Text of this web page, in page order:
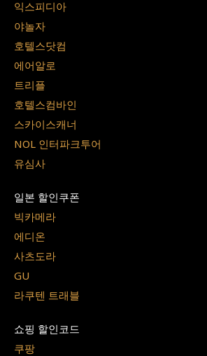
익스피디아
야놀자
호텔스닷컴
에어알로
트리플
호텔스컴바인
스카이스캐너
NOL 인터파크투어
유심사
일본 할인쿠폰
빅카메라
에디온
사츠도라
GU
라쿠텐 트래블
쇼핑 할인코드
쿠팡